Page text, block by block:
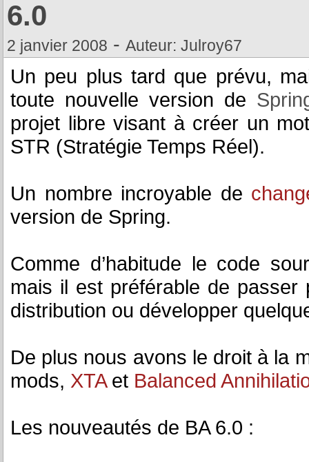
6.0
2 janvier 2008 - Auteur: Julroy67
Un peu plus tard que prévu,
toute nouvelle version de
projet libre visant à créer un
STR (Stratégie Temps Réel).
Un nombre incroyable de
version de Spring.
Comme d’habitude le code
mais il est préférable de
distribution ou développer
De plus nous avons le droit à la
mods, XTAet Balanced
Les nouveautés de BA 6.0 :